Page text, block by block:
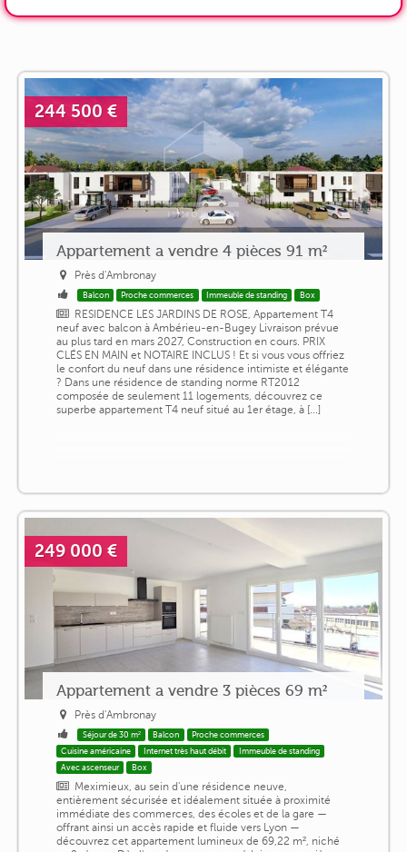
244 500 €
Appartement a vendre 4 pièces 91 m²
Près d'Ambronay
Balcon Proche commerces Immeuble de standing Box
RESIDENCE LES JARDINS DE ROSE, Appartement T4
neuf avec balcon à Ambérieu-en-Bugey Livraison prévue
au plus tard en mars 2027, Construction en cours. PRIX
CLÉS EN MAIN et NOTAIRE INCLUS ! Et si vous vous offriez
le confort du neuf dans une résidence intimiste et élégante
? Dans une résidence de standing norme RT2012
composée de seulement 11 logements, découvrez ce
superbe appartement T4 neuf situé au 1er étage, à [...]
249 000 €
Appartement a vendre 3 pièces 69 m²
Près d'Ambronay
Séjour de 30 m² Balcon
Proche commerces
Cuisine américaine
Internet très haut débit
Immeuble de standing
Avec ascenseur
Box
Meximieux, au sein d'une résidence neuve,
entièrement sécurisée et idéalement située à proximité
immédiate des commerces, des écoles et de la gare —
offrant ainsi un accès rapide et fluide vers Lyon —
découvrez cet appartement lumineux de 69,22 m², niché